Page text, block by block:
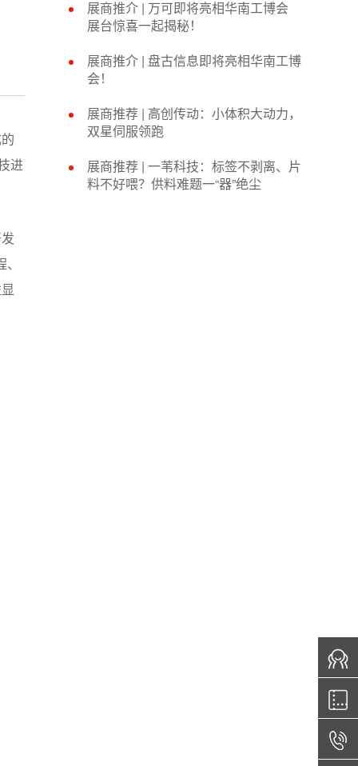
进
展商推介 |​ 万可即将亮相华南工博会
展台惊喜一起揭秘！
展商推介 |​ 盘古信息即将亮相华南工博
会！
展商推荐 | 高创传动：小体积大动力，
双星伺服领跑
展商推荐 | 一苇科技：标签不剥离、片
料不好喂？供料难题一“器”绝尘